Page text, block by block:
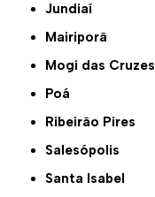
Jundiaí
Mairiporã
Mogi das Cruzes
Poá
Ribeirão Pires
Salesópolis
Santa Isabel